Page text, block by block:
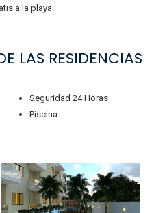
a la playa.
LAS RESIDENCIAS
Seguridad 24 Horas
Piscina